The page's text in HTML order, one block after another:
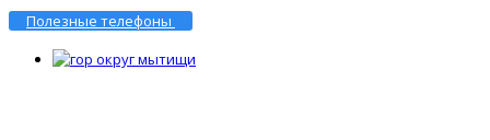
Полезные телефоны